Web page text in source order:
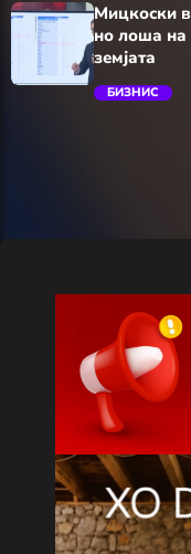
Мицкоски
но лоша на
земјата
БИЗНИС